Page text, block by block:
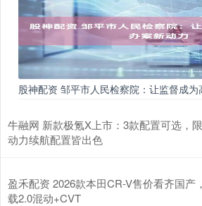
股神配资 邹平市人民检察院：让监督成为
牛融网 新款极氪X上市：3款配置可选，
动力续航配置皆出色
盈禾配资 2026款本田CR-V售价看齐国产
载2.0混动+CVT